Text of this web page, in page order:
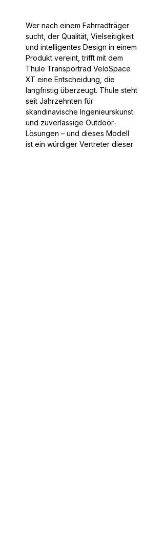
Wer nach einem Fahrradträger
sucht, der Qualität, Vielseitigkeit
und intelligentes Design in einem
Produkt vereint, trifft mit dem
Thule Transportrad VeloSpace
XT eine Entscheidung, die
langfristig überzeugt. Thule steht
seit Jahrzehnten für
skandinavische Ingenieurskunst
und zuverlässige Outdoor-
Lösungen – und dieses Modell
ist ein würdiger Vertreter dieser